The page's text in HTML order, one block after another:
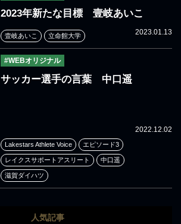
2023年新たな目標 壹岐あいこ
2023.01.13
壹岐あいこ 立命館大学
#WEBオリジナル
サッカー選手の言葉 中口遥
2022.12.02
Lakestars Athlete Voice エピソード3
レイクスサポートアスリート 中口遥
滋賀ダイハツ
人気記事